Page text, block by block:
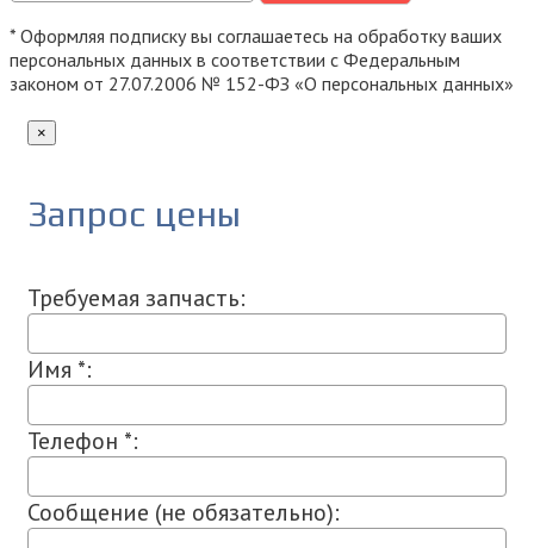
* Оформляя подписку вы соглашаетесь на обработку ваших
персональных данных в соответствии с Федеральным
законом от 27.07.2006 № 152-ФЗ «О персональных данных»
×
Запрос цены
Требуемая запчасть:
Имя *:
Телефон *:
Сообщение (не обязательно):